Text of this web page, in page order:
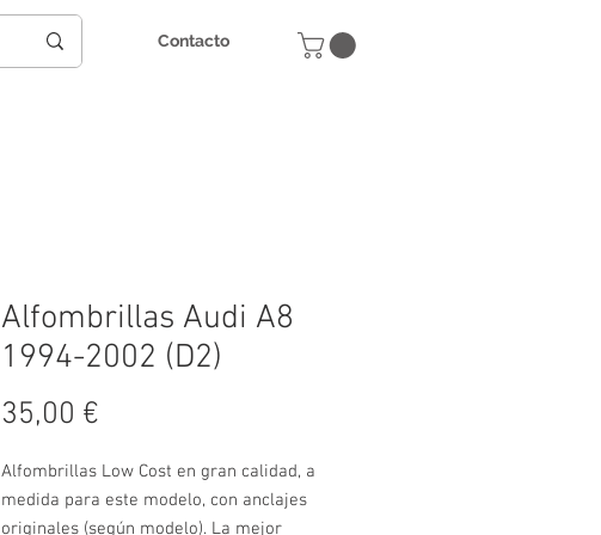
Contacto
Alfombrillas Audi A8
1994-2002 (D2)
35,00 €
Alfombrillas Low Cost en gran calidad, a
medida para este modelo, con anclajes
originales (según modelo). La mejor